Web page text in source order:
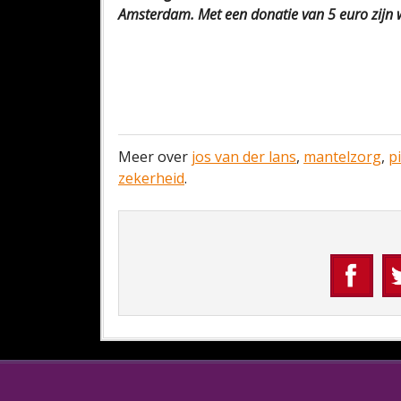
Amsterdam. Met een donatie van 5 euro
Meer over jos van der lans, mantelzorg,
zekerheid.